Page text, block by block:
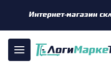
Интернет-магазин